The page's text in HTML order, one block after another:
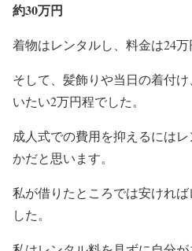
約30万円
着物はレンタルし、料金は24万
そして、髪飾りや当日の着付
いたい2万円程でした。
成人式での費用を抑えるには
かだと思います。
私が借りたところでは安けれ
した。